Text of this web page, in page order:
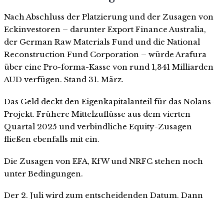
Nach Abschluss der Platzierung und der Zusagen von
Eckinvestoren – darunter Export Finance Australia,
der German Raw Materials Fund und die National
Reconstruction Fund Corporation – würde Arafura
über eine Pro-forma-Kasse von rund 1,341 Milliarden
AUD verfügen. Stand 31. März.
Das Geld deckt den Eigenkapitalanteil für das Nolans-
Projekt. Frühere Mittelzuflüsse aus dem vierten
Quartal 2025 und verbindliche Equity-Zusagen
fließen ebenfalls mit ein.
Die Zusagen von EFA, KfW und NRFC stehen noch
unter Bedingungen.
Der 2. Juli wird zum entscheidenden Datum. Dann